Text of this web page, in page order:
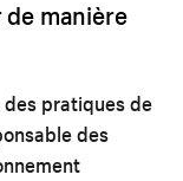
manière
pratiques de
des